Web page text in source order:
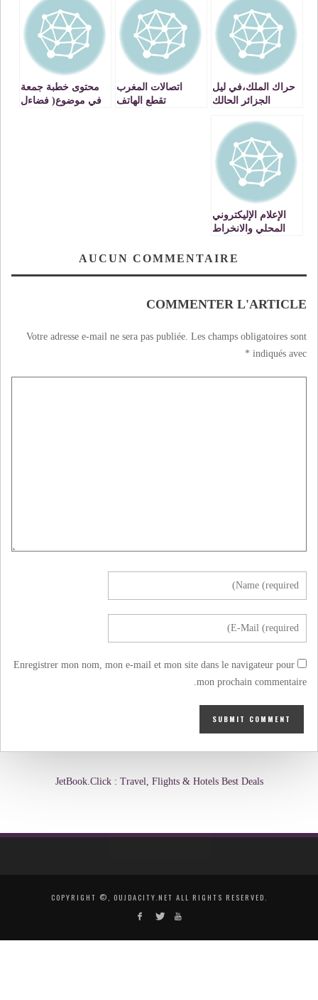
حراك الملك،في ليل
الجزائر الحالك
اتصالات المغرب
تقطع الهاتف
محتوى خطبة جمعة
في موضوع( فضاءل
الإعلام الإليكتروني
المحلي والانخراط
المشروع…!!!AUCUN COMMENTAIRE
COMMENTER L'ARTICLE
Votre adresse e-mail ne sera pas publiée. Les champs obligatoires sont
indiqués avec
*
Enregistrer mon nom, mon e-mail et mon site dans le navigateur pour
mon prochain commentaire.
JetBook.Click : Travel, Flights & Hotels Best Deals
COPYRIGHT ©, OUJDACITY.NET ALL RIGHTS RESERVED.